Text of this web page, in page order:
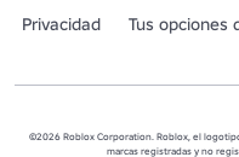
Privacidad
Tus opciones
©2026 Roblox Corporation. Roblox, el
marcas registradas y no